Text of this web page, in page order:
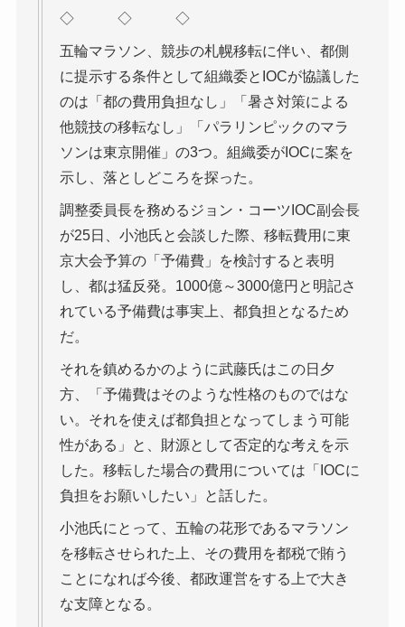
◇ ◇ ◇
五輪マラソン、競歩の札幌移転に伴い、都側
に提示する条件として組織委とIOCが協議した
のは「都の費用負担なし」「暑さ対策による
他競技の移転なし」「パラリンピックのマラ
ソンは東京開催」の3つ。組織委がIOCに案を
示し、落としどころを探った。
調整委員長を務めるジョン・コーツIOC副会長
が25日、小池氏と会談した際、移転費用に東
京大会予算の「予備費」を検討すると表明
し、都は猛反発。1000億～3000億円と明記さ
れている予備費は事実上、都負担となるため
だ。
それを鎮めるかのように武藤氏はこの日夕
方、「予備費はそのような性格のものではな
い。それを使えば都負担となってしまう可能
性がある」と、財源として否定的な考えを示
した。移転した場合の費用については「IOCに
負担をお願いしたい」と話した。
小池氏にとって、五輪の花形であるマラソン
を移転させられた上、その費用を都税で賄う
ことになれば今後、都政運営をする上で大き
な支障となる。